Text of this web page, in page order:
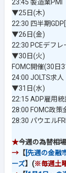
23:45 製造業PMI
▼25日(木)
22:30 四半期
▼26日(金)
22:30 PCEデフレ
▼30日(火)
FOMC開催(30日
24:00 JOLTS求人
▼31日(水)
22:15 ADP雇用統
28:00 FOMC政策
28:30 パウエル
★今週の為替相
→ 【[先週の金融
ーズ】(※毎週土